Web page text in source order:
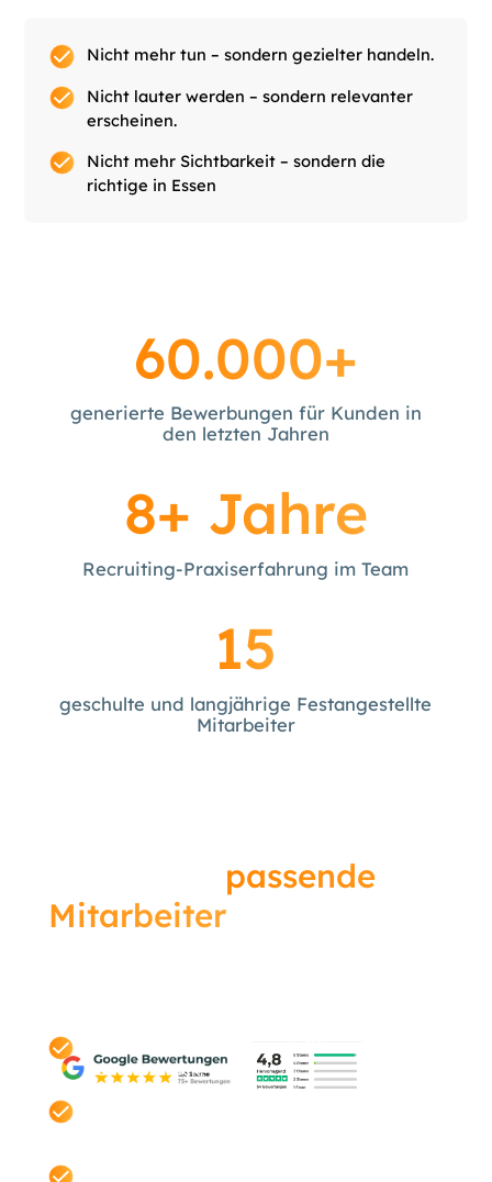
Nicht mehr tun – sondern gezielter handeln.
Nicht lauter werden – sondern relevanter
erscheinen.
Nicht mehr Sichtbarkeit – sondern die
richtige in Essen
60.000+
generierte Bewerbungen für Kunden in
den letzten Jahren
8+ Jahre
Recruiting-Praxiserfahrung im Team
15
geschulte und langjährige Festangestellte
Mitarbeiter
passende
Mitarbeiter
Verkaufsdruck.